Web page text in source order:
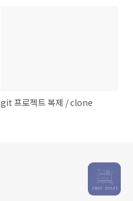
git 프로젝트 복제 / clone